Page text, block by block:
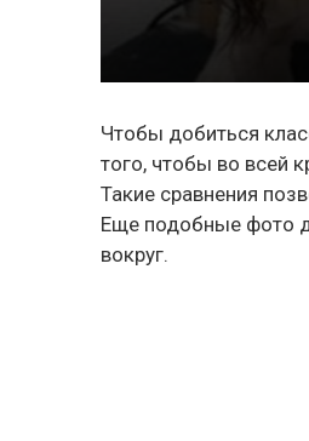
Чтобы добиться
того, чтобы во всей
Такие сравнения
Еще подобные фото
вокруг.